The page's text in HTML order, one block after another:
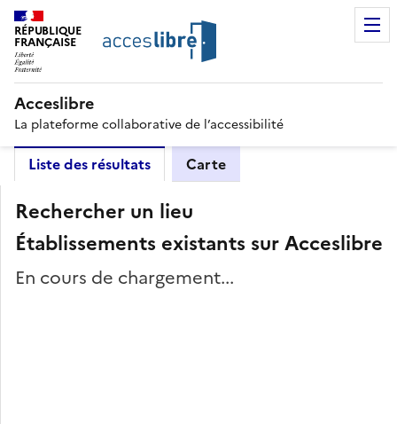
RÉPUBLIQUE
FRANÇAISE
Acceslibre
La plateforme collaborative de l’accessibilité
Liste des résultats Carte
Rechercher un lieu
Établissements existants sur Acceslibre
En cours de chargement...